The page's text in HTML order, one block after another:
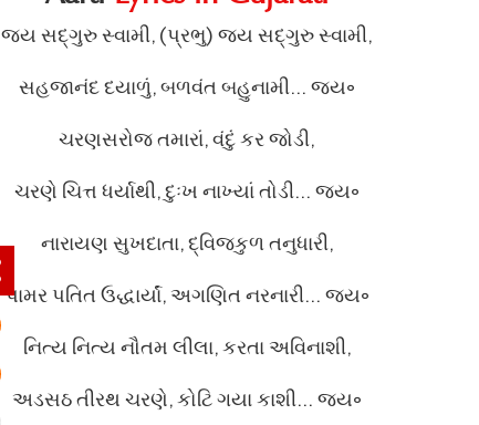
જય સદ્‌ગુરુ સ્વામી, (પ્રભુ) જય સદ્‌ગુરુ સ્વામી,
સહજાનંદ દયાળું, બળવંત બહુનામી… જય꠶
ચરણસરોજ તમારાં, વંદું કર જોડી,
ચરણે ચિત્ત ધર્યાથી, દુઃખ નાખ્યાં તોડી… જય꠶
નારાયણ સુખદાતા, દ્વિજકુળ તનુધારી,
પામર પતિત ઉદ્ધાર્યાં, અગણિત નરનારી… જય꠶
નિત્ય નિત્ય નૌતમ લીલા, કરતા અવિનાશી,
અડસઠ તીરથ ચરણે, કોટિ ગયા કાશી… જય꠶